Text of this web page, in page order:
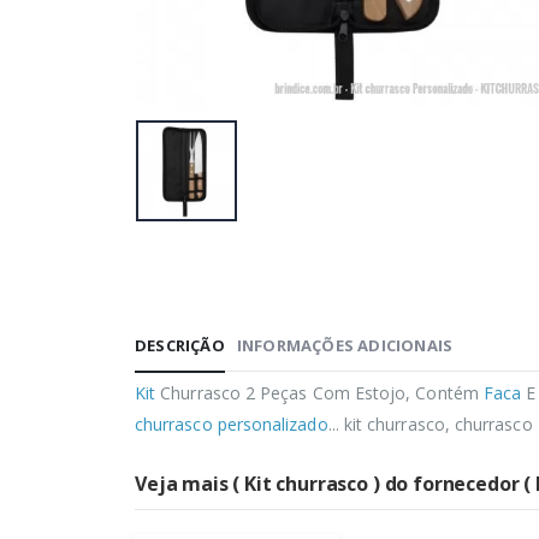
DESCRIÇÃO INFORMAÇÕES ADICIONAIS
Kit Churrasco 2 Peças Com Estojo, Contém Faca
churrasco personalizado... kit churrasco, churrasco
Veja mais ( Kit churrasco ) do fornecedor